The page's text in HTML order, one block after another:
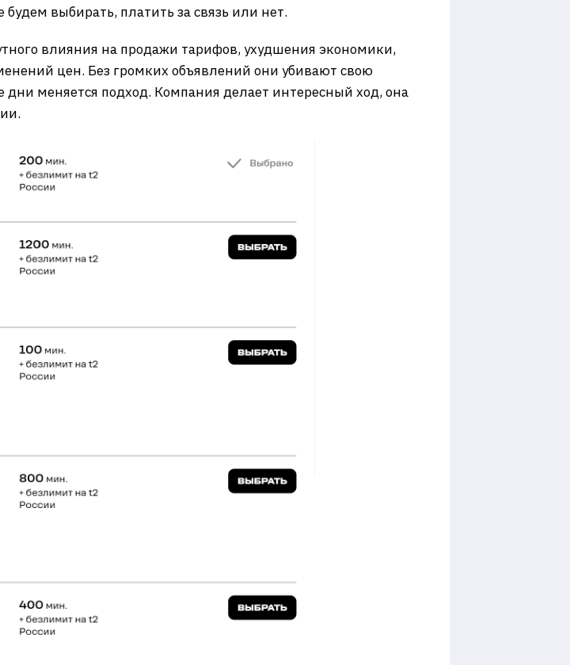
будем выбирать, платить за связь или нет.
влияния на продажи тарифов, ухудшения экономики,
цен. Без громких объявлений они убивают свою
меняется подход. Компания делает интересный ход, она